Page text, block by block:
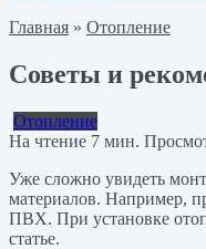
Главная » Отопление
Советы и
Отопление
На чтение 7 мин.
Уже сложно увидеть
материалов. Например,
ПВХ. При установке
статье.